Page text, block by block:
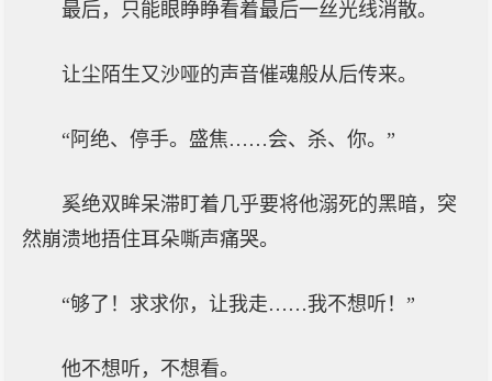
最后，只能眼睁睁看着最后一丝光线消散。
让尘陌生又沙哑的声音催魂般从后传来。
“阿绝、停手。盛焦……会、杀、你。”
奚绝双眸呆滞盯着几乎要将他溺死的黑暗，突
然崩溃地捂住耳朵嘶声痛哭。
“够了！求求你，让我走……我不想听！”
他不想听，不想看。